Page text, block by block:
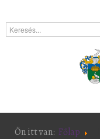
Ön itt van: Főlap